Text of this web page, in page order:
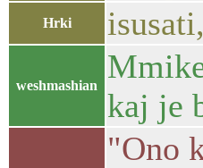
Hrki
weshmashian
kaj je
"Ono